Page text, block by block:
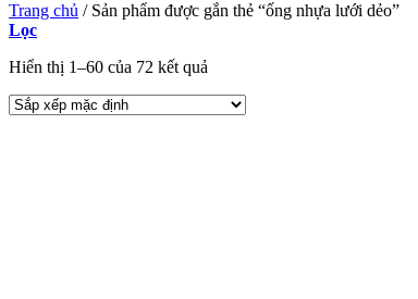
Trang chủ /Sản phẩm được gắn thẻ “ống nhựa lưới dẻo”
Lọc
Hiển thị 1–60 của 72 kết quả